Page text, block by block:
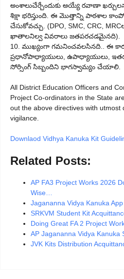
అంశాలుచేర్చేందుకు అయ్యే రవాణా
శిక్షా భరిస్తుంది. ఈ మొత్తాన్ని పాఠశాల
చేసుకోవచ్చు. (DPO, SMC, CRC,
ఖాతాలనిల్వ వివరాలు జతపరచడమైనది).
10. ముఖ్యంగా గమనించవలసినది.. ఈ
ప్రధానోపాధ్యాయులు, ఉపాధ్యాయులు, ఇతర
సోర్సింగ్ సిబ్బందిని భాగస్వామ్యం చేయాలి.
All District Education Officers and
Project Co-ordinators in the State
out the above directives with utmost
vigilance.
Downlaod Vidhya Kanuka Kit
Related Posts:
AP FA3 Project Works 2026
Wise…
Jagananna Vidya Kanuka
SRKVM Student Kit
Doing Great FA 2 Project
AP Jagananna Vidya
JVK Kits Distribution